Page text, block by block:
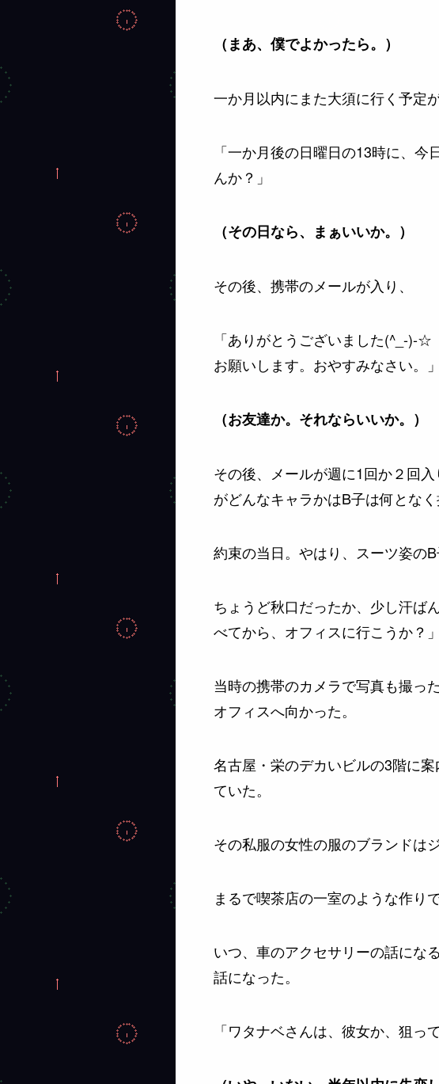
（まあ、僕でよかったら。）
一か月以内にまた大須に行く予定
「一か月後の日曜日の13時に、
んか？」
（その日なら、まぁいいか。）
その後、携帯のメールが入り、
「ありがとうございました(^_-)-
お願いします。おやすみなさい。」
（お友達か。それならいいか。）
その後、メールが週に1回か２回
がどんなキャラかはB子は何となく
約束の当日。やはり、スーツ姿の
ちょうど秋口だったか、少し汗ば
べてから、オフィスに行こうか？
当時の携帯のカメラで写真も撮っ
オフィスへ向かった。
名古屋・栄のデカいビルの3階に
ていた。
その私服の女性の服のブランドは
まるで喫茶店の一室のような作り
いつ、車のアクセサリーの話にな
話になった。
「ワタナベさんは、彼女か、狙っ